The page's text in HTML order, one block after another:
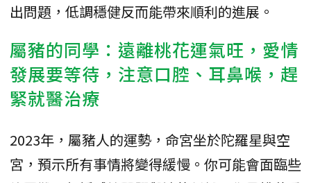
出問題，低調穩健反而能帶來順利的進展。
屬豬的同學：遠離桃花運氣旺，愛情
發展要等待，注意口腔、耳鼻喉，趕
緊就醫治療
2023年，屬豬人的運勢，命宮坐於陀羅星與空
宮，預示所有事情將變得緩慢。你可能會面臨些